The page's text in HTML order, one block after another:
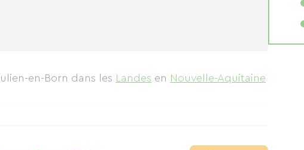
en-Born dans les Landes en Nouvelle-Aquitaine